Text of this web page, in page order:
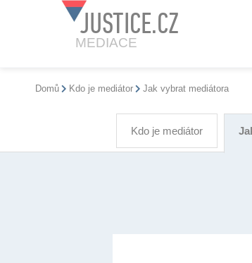
JUSTICE.CZ
MEDIACE
Domů Kdo je mediátor Jak vybrat mediátora
Kdo je mediátor